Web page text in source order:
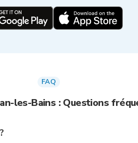
FAQ
les-Bains : Questions